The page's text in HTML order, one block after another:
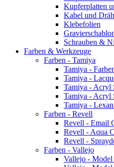
Kupferplatten
Kabel und
Klebefolien
Schrauben &
Farben & Werkzeuge
Farben - Tamiya
Tamiya -
Tamiya -
Tamiya - Acryl
Tamiya - Acryl
Tamiya -
Farben - Revell
Revell - Email
Revell - Aqua
Revell -
Farben - Vallejo
Vallejo -